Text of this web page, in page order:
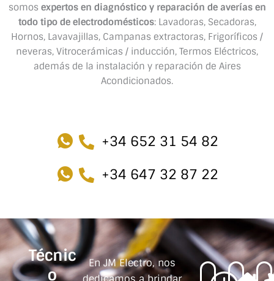
somos expertos en diagnóstico y reparación de averías en
todo tipo de electrodomésticos: Lavadoras, Secadoras,
Hornos, Lavavajillas, Campanas extractoras, Frigoríficos /
neveras, Vitrocerámicas / inducción, Termos Eléctricos,
además de la instalación y reparación de Aires
Acondicionados.
+34 652 31 54 82
+34 647 32 87 22
Técnic
o
En JM Electro, nos